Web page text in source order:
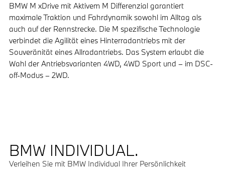
BMW M xDrive mit Aktivem M Differenzial garantiert
maximale Traktion und Fahrdynamik sowohl im Alltag als
auch auf der Rennstrecke. Die M spezifische Technologie
verbindet die Agilität eines Hinterradantriebs mit der
Souveränität eines Allradantriebs. Das System erlaubt die
Wahl der Antriebsvarianten 4WD, 4WD Sport und – im DSC-
off-Modus – 2WD.
BMW INDIVIDUAL.
Verleihen Sie mit BMW Individual Ihrer Persönlichkeit